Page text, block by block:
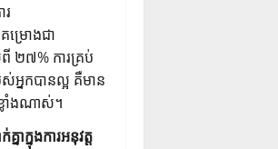
រ
រោងជា
២៧% ការគ្រប់
អ្នកបានល្អ គឺមាន
លាំងណាស់។
នាក្នុងការអនុវត្ត